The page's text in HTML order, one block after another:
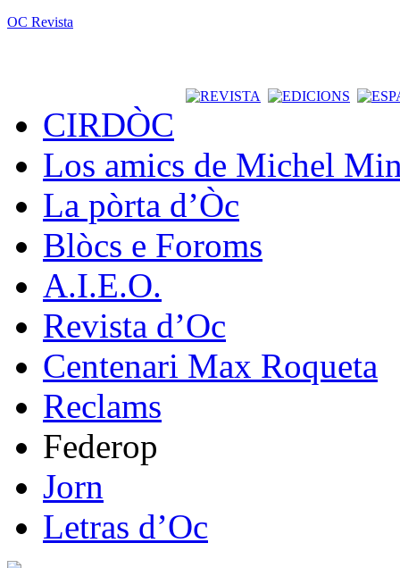
OC Revista
CIRDÒC
Los amics de Michel
La pòrta d’Òc
Blòcs e Foroms
A.I.E.O.
Revista d’Oc
Centenari Max Roqueta
Reclams
Federop
Jorn
Letras d’Oc